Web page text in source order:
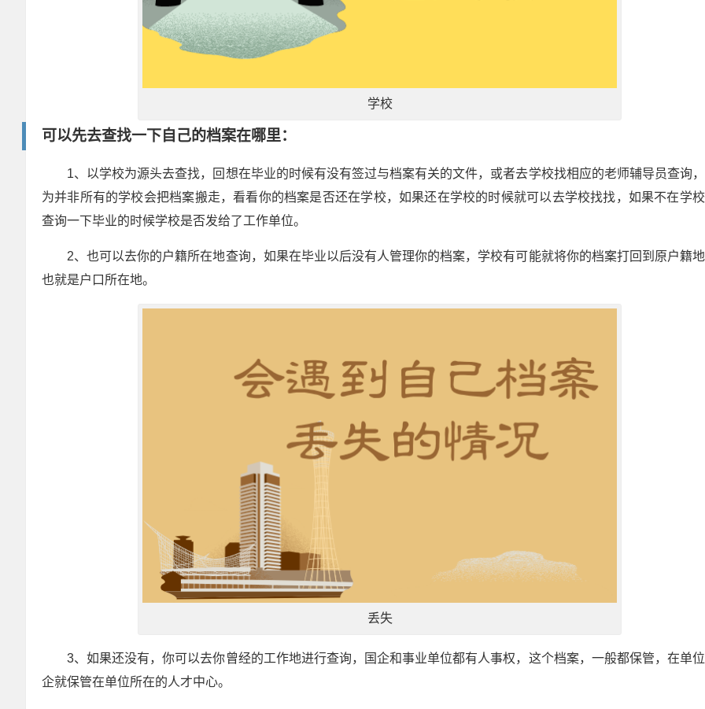
学校
可以先去查找一下自己的档案在哪里：
1、以学校为源头去查找，回想在毕业的时候有没有签过与档案有关的文件，或者去学校找相应的老师辅导员查询
为并非所有的学校会把档案搬走，看看你的档案是否还在学校，如果还在学校的时候就可以去学校找找，如果不在学
查询一下毕业的时候学校是否发给了工作单位。
2、也可以去你的户籍所在地查询，如果在毕业以后没有人管理你的档案，学校有可能就将你的档案打回到原户籍
也就是户口所在地。
丢失
3、如果还没有，你可以去你曾经的工作地进行查询，国企和事业单位都有人事权，这个档案，一般都保管，在单
企就保管在单位所在的人才中心。